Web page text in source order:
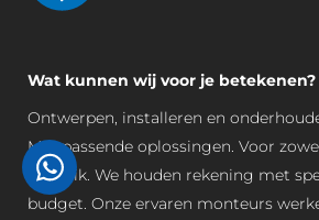
Wat kunnen wij voor je betekenen?
Ontwerpen, installeren en
Met passende oplossingen. Voor
gebruik. We houden rekening met
budget. Onze ervaren monteurs